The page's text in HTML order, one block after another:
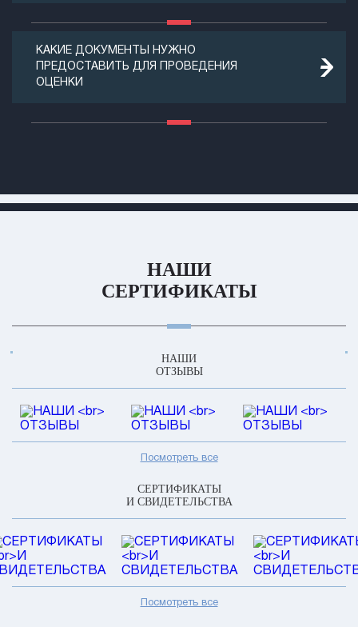
КАКИЕ ДОКУМЕНТЫ НУЖНО
ПРЕДОСТАВИТЬ ДЛЯ ПРОВЕДЕНИЯ
ОЦЕНКИ
НАШИ
СЕРТИФИКАТЫ
НАШИ
ОТЗЫВЫ
Посмотреть все
СЕРТИФИКАТЫ
И СВИДЕТЕЛЬСТВА
Посмотреть все